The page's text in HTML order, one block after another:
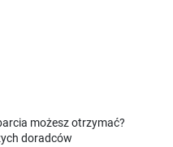
możesz otrzymać?
doradców